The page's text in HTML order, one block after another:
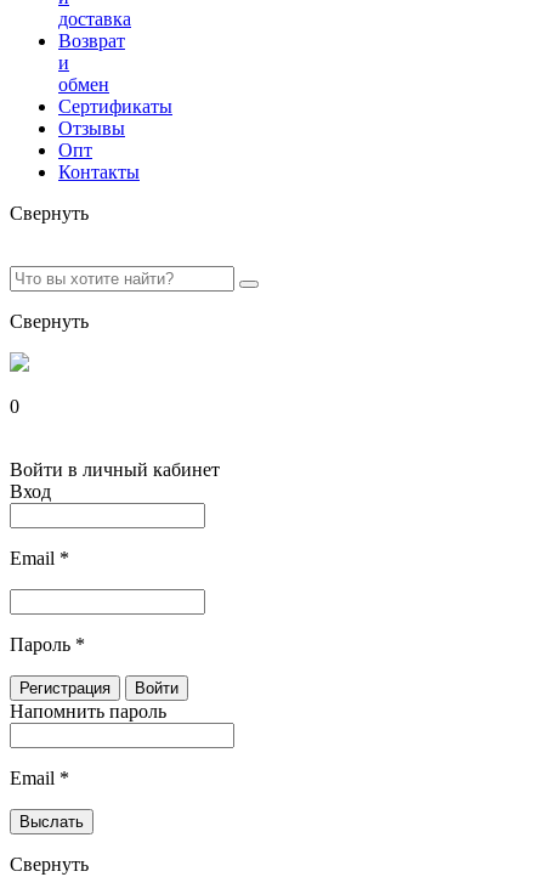
доставка
Возврат
и
обмен
Сертификаты
Отзывы
Опт
Контакты
Свернуть
Свернуть
0
Войти в личный кабинет
Вход
Email *
Пароль *
Напомнить пароль
Email *
Свернуть